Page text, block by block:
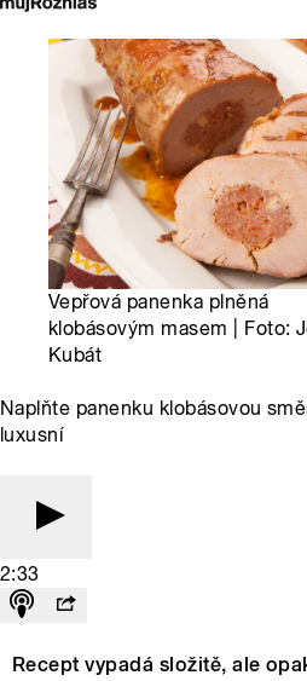
Vepřová panenka plněná
klobásovým masem | Foto:
Kubát
Naplňte panenku klobásovou
luxusní
2:33
Recept vypadá složitě, ale